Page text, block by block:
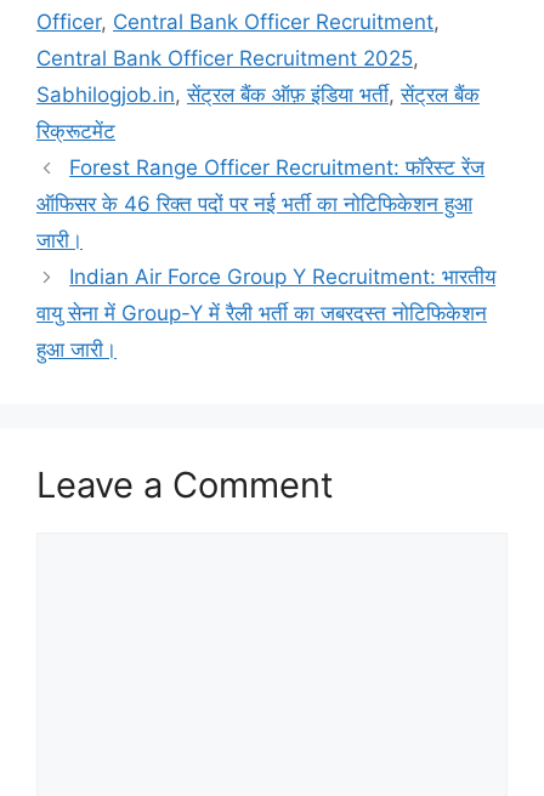
Officer, Central Bank Officer Recruitment,
Central Bank Officer Recruitment 2025,
Sabhilogjob.in,सेंट्रल बैंक ऑफ़ इंडिया भर्ती,सेंट्रल बैंक
रिक्रूटमेंट
Forest Range Officer Recruitment: फॉरेस्ट रेंज
ऑफिसर के 46 रिक्त पदों पर नई भर्ती का नोटिफिकेशन हुआ
जारी।
Indian Air Force Group Y Recruitment: भारतीय
वायु सेना में Group-Y में रैली भर्ती का जबरदस्त नोटिफिकेशन
हुआ जारी।
Leave a Comment